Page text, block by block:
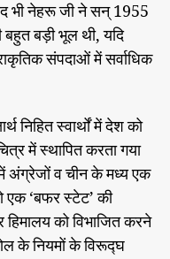
भी नेहरू जी ने सन् 1955
बड़ी भूल थी, यदि
संपदाओं में सर्वाधिक
निहित स्वार्थों में देश को
में स्थापित करता गया
व चीन के मध्य एक
‘बफर स्टेट’ की
को विभाजित करने
के नियमों के विरूद्घ